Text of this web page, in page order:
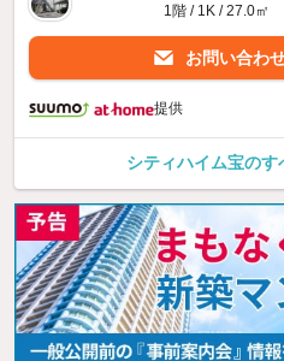
1階 / 1K / 27.0㎡
お問い合わ
提供
シティハイム宝のす